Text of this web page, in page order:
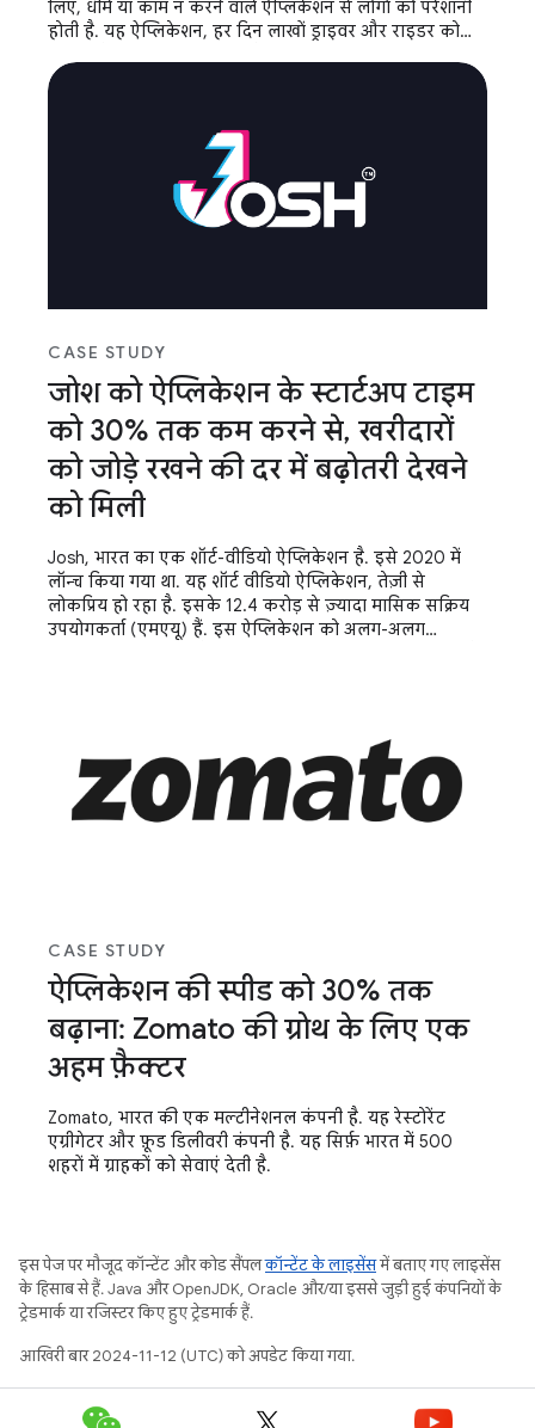
लिए, धीमे या काम न करने वाले ऐप्लिकेशन से लोगों को परेशानी
होती है. यह ऐप्लिकेशन, हर दिन लाखों ड्राइवर और राइडर को
CASE STUDY
जोश को ऐप्लिकेशन के स्टार्टअप टाइम
को 30% तक कम करने से, खरीदारों
को जोड़े रखने की दर में बढ़ोतरी देखने
को मिली
Josh, भारत का एक शॉर्ट-वीडियो ऐप्लिकेशन है. इसे 2020 में
लॉन्च किया गया था. यह शॉर्ट वीडियो ऐप्लिकेशन, तेज़ी से
लोकप्रिय हो रहा है. इसके 12.4 करोड़ से ज़्यादा मासिक सक्रिय
उपयोगकर्ता (एमएयू) हैं. इस ऐप्लिकेशन को अलग-अलग
CASE STUDY
ऐप्लिकेशन की स्पीड को 30% तक
बढ़ाना: Zomato की ग्रोथ के लिए एक
अहम फ़ैक्टर
Zomato, भारत की एक मल्टीनेशनल कंपनी है. यह रेस्टोरेंट
एग्रीगेटर और फ़ूड डिलीवरी कंपनी है. यह सिर्फ़ भारत में 500
शहरों में ग्राहकों को सेवाएं देती है.
इस पेज पर मौजूद कॉन्टेंट और कोड सैंपलकॉन्टेंट के लाइसेंसमें बताए गए लाइसेंस
के हिसाब से हैं. Java और OpenJDK, Oracle और/या इससे जुड़ी हुई कंपनियों के
ट्रेडमार्क या रजिस्टर किए हुए ट्रेडमार्क हैं.
आखिरी बार 2024-11-12 (UTC) को अपडेट किया गया.